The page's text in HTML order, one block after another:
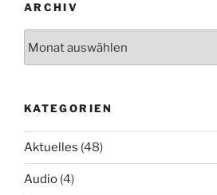
ARCHIV
KATEGORIEN
Aktuelles (48)
Audio (4)